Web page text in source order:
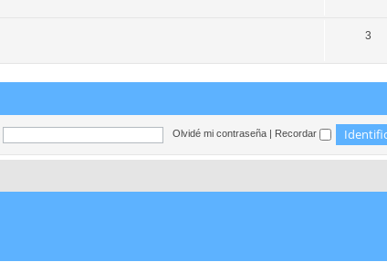
3
Olvidé mi contraseña Recordar